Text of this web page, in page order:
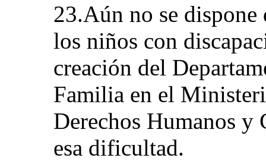
23.Aún no se dispone
los niños con
creación del
Familia en el
Derechos Humanos y
esa dificultad.